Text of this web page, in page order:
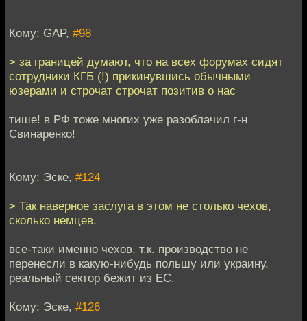
Кому: GAP, #98
> за границей думают, что на всех форумах сидят
сотрудники КГБ (!) прикинувшись обычными
юзерами и строчат строчат позитив о нас
тише! в РФ тоже многих уже разоблачил г-н
Свинаренко!
Кому: Эске, #124
> Так наверное заслуга в этом не столько чехов,
сколько немцев.
все-таки именно чехов, т.к. производство не
перенесли в какую-нибудь польшу или украину.
реальный сектор бежит из ЕС.
Кому: Эске, #126